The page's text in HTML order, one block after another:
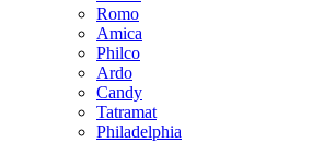
Romo
Amica
Philco
Ardo
Candy
Tatramat
Philadelphia